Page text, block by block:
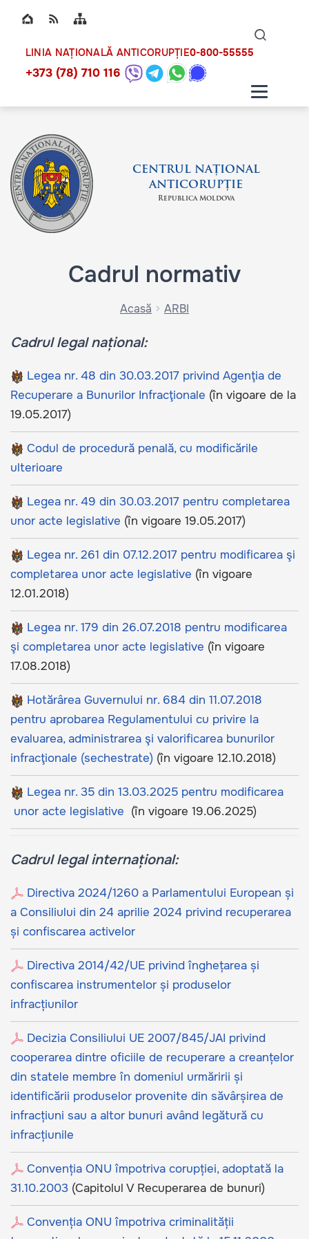
Top bar navigation
LINIA NAȚIONALĂ ANTICORUPȚIE0-800-55555
+373 (78) 710 116
CENTRUL NAȚIONAL
ANTICORUPȚIE
Republica Moldova
Cadrul normativ
Acasă ARBI
Cadrul legal național:
Legea nr. 48 din 30.03.2017 privind Agenţia de
Recuperare a Bunurilor Infracţionale (în vigoare de la
19.05.2017)
Codul de procedură penală, cu modificările
ulterioare
Legea nr. 49 din 30.03.2017 pentru completarea
unor acte legislative (în vigoare 19.05.2017)
Legea nr. 261 din 07.12.2017 pentru modificarea şi
completarea unor acte legislative (în vigoare
12.01.2018)
Legea nr. 179 din 26.07.2018 pentru modificarea
şi completarea unor acte legislative (în vigoare
17.08.2018)
Hotărârea Guvernului nr. 684 din 11.07.2018
pentru aprobarea Regulamentului cu privire la
evaluarea, administrarea şi valorificarea bunurilor
infracţionale (sechestrate) (în vigoare 12.10.2018)
Legea nr. 35 din 13.03.2025 pentru modificarea
unor acte legislative (în vigoare 19.06.2025)
Cadrul legal internațional:
Directiva 2024/1260 a Parlamentului European și
a Consiliului din 24 aprilie 2024 privind recuperarea
și confiscarea activelor
Directiva 2014/42/UE privind înghețarea și
confiscarea instrumentelor și produselor
infracțiunilor
Decizia Consiliului UE 2007/845/JAI privind
cooperarea dintre oficiile de recuperare a creanțelor
din statele membre în domeniul urmăririi și
identificării produselor provenite din săvârșirea de
infracțiuni sau a altor bunuri având legătură cu
infracțiunile
Convenția ONU împotriva corupției, adoptată la
31.10.2003 (Capitolul V Recuperarea de bunuri)
Convenția ONU împotriva criminalității